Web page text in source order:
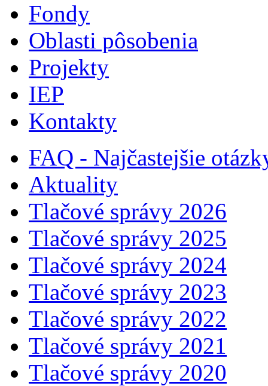
Fondy
Oblasti pôsobenia
Projekty
IEP
Kontakty
FAQ - Najčastejšie
Aktuality
Tlačové správy 2026
Tlačové správy 2025
Tlačové správy 2024
Tlačové správy 2023
Tlačové správy 2022
Tlačové správy 2021
Tlačové správy 2020